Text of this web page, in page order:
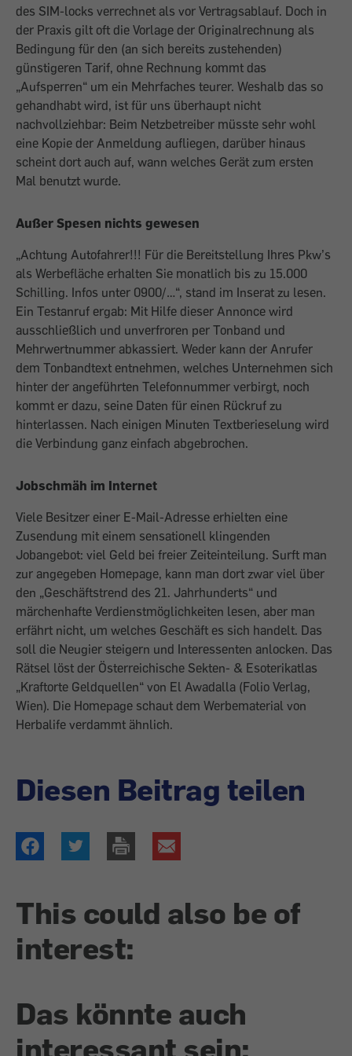
des SIM-locks verrechnet als vor Vertragsablauf. Doch in
der Praxis gilt oft die Vorlage der Originalrechnung als
Bedingung für den (an sich bereits zustehenden)
günstigeren Tarif, ohne Rechnung kommt das
„Aufsperren“ um ein Mehrfaches teurer. Weshalb das so
gehandhabt wird, ist für uns überhaupt nicht
nachvollziehbar: Beim Netzbetreiber müsste sehr wohl
eine Kopie der Anmeldung aufliegen, darüber hinaus
scheint dort auch auf, wann welches Gerät zum ersten
Mal benutzt wurde.
Außer Spesen nichts gewesen
„Achtung Autofahrer!!! Für die Bereitstellung Ihres Pkw’s
als Werbefläche erhalten Sie monatlich bis zu 15.000
Schilling. Infos unter 0900/…“, stand im Inserat zu lesen.
Ein Testanruf ergab: Mit Hilfe dieser Annonce wird
ausschließlich und unverfroren per Tonband und
Mehrwertnummer abkassiert. Weder kann der Anrufer
dem Tonbandtext entnehmen, welches Unternehmen sich
hinter der angeführten Telefonnummer verbirgt, noch
kommt er dazu, seine Daten für einen Rückruf zu
hinterlassen. Nach einigen Minuten Textberieselung wird
die Verbindung ganz einfach abgebrochen.
Jobschmäh im Internet
Viele Besitzer einer E-Mail-Adresse erhielten eine
Zusendung mit einem sensationell klingenden
Jobangebot: viel Geld bei freier Zeiteinteilung. Surft man
zur angegeben Homepage, kann man dort zwar viel über
den „Geschäftstrend des 21. Jahrhunderts“ und
märchenhafte Verdienstmöglichkeiten lesen, aber man
erfährt nicht, um welches Geschäft es sich handelt. Das
soll die Neugier steigern und Interessenten anlocken. Das
Rätsel löst der Österreichische Sekten- & Esoterikatlas
„Kraftorte Geldquellen“ von El Awadalla (Folio Verlag,
Wien). Die Homepage schaut dem Werbematerial von
Herbalife verdammt ähnlich.
Diesen Beitrag teilen
This could also be of
interest:
Das könnte auch
interessant sein: